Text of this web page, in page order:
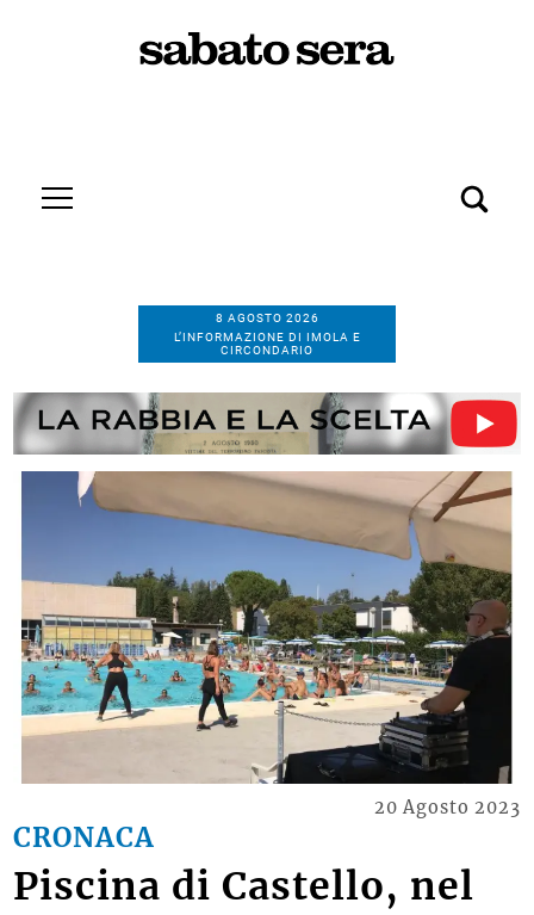
8 AGOSTO 2026
L’INFORMAZIONE DI IMOLA E
CIRCONDARIO
CRONACA
20 Agosto 2023
Piscina di Castello, nel